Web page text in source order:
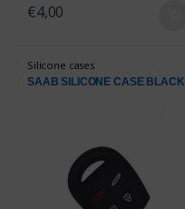
€4,00
Silicone cases
SAAB SILICONE CASE BLACK